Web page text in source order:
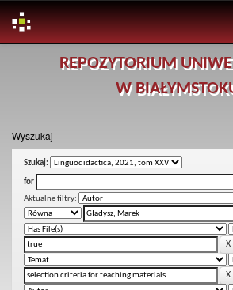
REPOZYTORIUM
W
Wyszukaj
Szukaj:
for
Aktualne filtry: